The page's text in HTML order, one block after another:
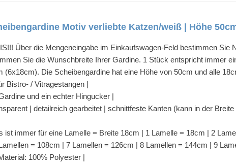
Motiv verliebte Katzen/weiß | Höhe
Über die Mengeneingabe im Einkaufswagen-Feld bestimmen Sie
Sie die Wunschbreite Ihrer Gardine. 1 Stück entspricht immer
(6x18cm). Die Scheibengardine hat eine Höhe von 50cm und alle
Bistro- / Vitragestangen |
und ein echter Hingucker |
| detailreich gearbeitet | schnittfeste Kanten (kann in der
ist immer für eine Lamelle = Breite 18cm | 1 Lamelle = 18cm | 2
= 108cm | 7 Lamellen = 126cm | 8 Lamellen = 144cm | 9
100% Polyester |